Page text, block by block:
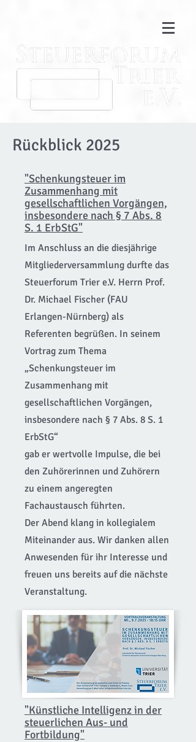
Rückblick 2025
"Schenkungsteuer im
Zusammenhang mit
gesellschaftlichen Vorgängen,
insbesondere nach § 7 Abs. 8
S. 1 ErbStG"
Im Anschluss an die diesjährige
Mitgliederversammlung durfte das
Steuerforum Trier e.V. Herrn Prof.
Dr. Michael Fischer (FAU
Erlangen-Nürnberg) als
Referenten begrüßen. In seinem
Vortrag zum Thema
„Schenkungsteuer im
Zusammenhang mit
gesellschaftlichen Vorgängen,
insbesondere nach § 7 Abs. 8 S. 1
ErbStG“
gab er wertvolle Impulse, die bei
den Zuhörerinnen und Zuhörern
zu einem angeregten
Fachaustausch führten.
Der Abend klang in kollegialem
Miteinander aus. Wir danken allen
Anwesenden für ihr Interesse und
freuen uns bereits auf die nächste
Veranstaltung.
"Künstliche Intelligenz in der
steuerlichen Aus- und
Fortbildung"